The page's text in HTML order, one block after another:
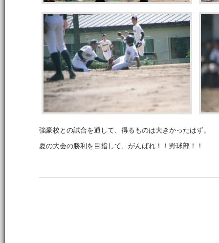
強豪校との試合を通して、得るものは大きかったはず。
夏の大会の勝利を目指して、がんばれ！！野球部！！